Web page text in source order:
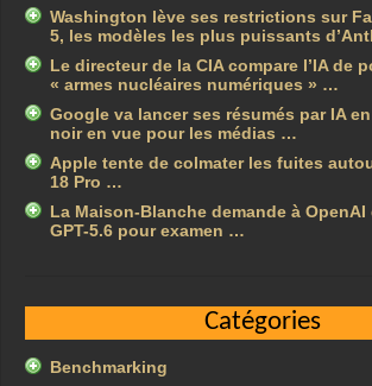
Washington lève ses restrictions sur
5, les modèles les plus puissants
Le directeur de la CIA compare l’IA de
« armes nucléaires numériques » …
Google va lancer ses résumés par IA
noir en vue pour les médias …
Apple tente de colmater les fuites
18 Pro …
La Maison-Blanche demande à OpenAI
GPT-5.6 pour examen …
Catégories
Benchmarking